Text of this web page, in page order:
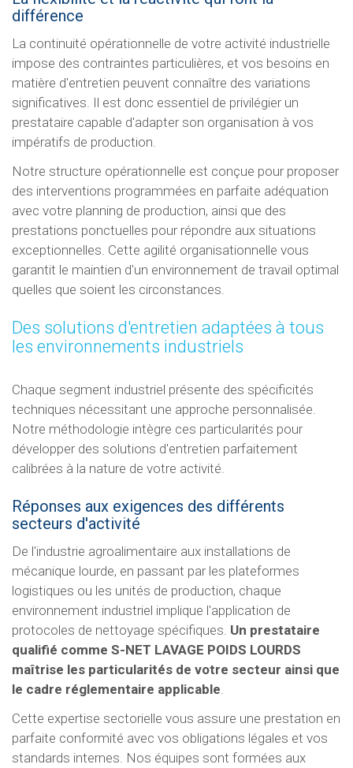
différence
La continuité opérationnelle de votre activité industrielle
impose des contraintes particulières, et vos besoins en
matière d'entretien peuvent connaître des variations
significatives. Il est donc essentiel de privilégier un
prestataire capable d'adapter son organisation à vos
impératifs de production.
Notre structure opérationnelle est conçue pour proposer
des interventions programmées en parfaite adéquation
avec votre planning de production, ainsi que des
prestations ponctuelles pour répondre aux situations
exceptionnelles. Cette agilité organisationnelle vous
garantit le maintien d'un environnement de travail optimal
quelles que soient les circonstances.
Des solutions d'entretien adaptées à tous
les environnements industriels
Chaque segment industriel présente des spécificités
techniques nécessitant une approche personnalisée.
Notre méthodologie intègre ces particularités pour
développer des solutions d'entretien parfaitement
calibrées à la nature de votre activité.
Réponses aux exigences des différents
secteurs d'activité
De l'industrie agroalimentaire aux installations de
mécanique lourde, en passant par les plateformes
logistiques ou les unités de production, chaque
environnement industriel implique l'application de
protocoles de nettoyage spécifiques. Un prestataire
qualifié comme S-NET LAVAGE POIDS LOURDS
maîtrise les particularités de votre secteur ainsi que
le cadre réglementaire applicable
Cette expertise sectorielle vous assure une prestation en
parfaite conformité avec vos obligations légales et vos
standards internes. Nos équipes sont formées aux